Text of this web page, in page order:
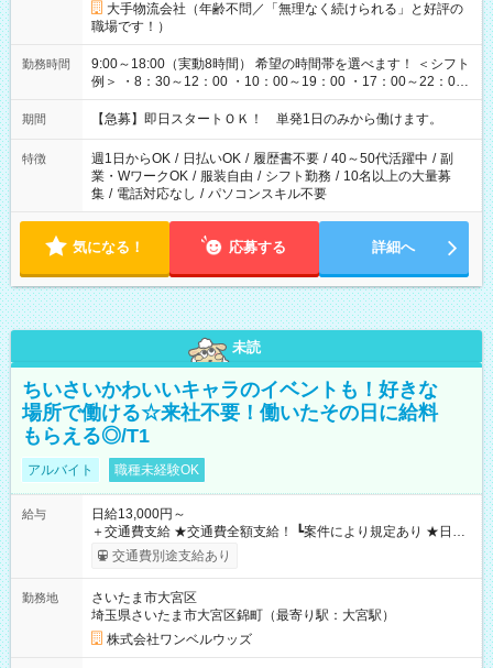
大手物流会社（年齢不問／「無理なく続けられる」と好評の
職場です！）
勤務時間
9:00～18:00（実動8時間） 希望の時間帯を選べます！ ＜シフト
例＞ ・8：30～12：00 ・10：00～19：00 ・17：00～22：00
・13：00～22：00 ・22：00～翌6：00 など
期間 【急募】即日スタートＯＫ！ 単発1日のみから働けます。
特徴 週1日からOK / 日払いOK / 履歴書不要 / 40～50代活躍中 / 副
業・WワークOK / 服装自由 / シフト勤務 / 10名以上の大量募
集 / 電話対応なし / パソコンスキル不要
気になる！ 応募する 詳細へ
未読
ちいさいかわいいキャラのイベントも！好きな
場所で働ける☆来社不要！働いたその日に給料
もらえる◎/T1
アルバイト 職種未経験OK
給与
日給13,000円～
＋交通費支給 ★交通費全額支給！ ┗案件により規定あり ★日払
いOK！（規定あり） ┗働いたその日に現金GET♪ お仕事後はコ
ンビニATMから 日払い分を引き落とせます！ 【試用期間】試
交通費別途支給あり
勤務地
さいたま市大宮区
埼玉県さいたま市大宮区錦町（最寄り駅：大宮駅）
株式会社ワンベルウッズ